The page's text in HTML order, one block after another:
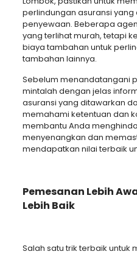
perlindungan asuransi
penyewaan. Beberapa
yang terlihat murah, tetapi
biaya tambahan untuk
tambahan lainnya.
Sebelum menandatangani
mintalah dengan jelas
asuransi yang ditawarkan
memahami ketentuan dan
membantu Anda
menyenangkan dan
mendapatkan nilai terbaik
Pemesanan Lebih
Lebih Baik
Salah satu trik terbaik